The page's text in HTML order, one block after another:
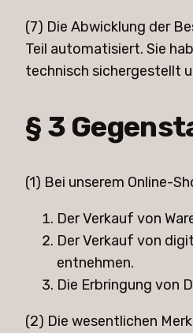
(7) Die Abwicklung der
Teil automatisiert. Sie
technisch sichergestellt
§ 3
(1) Bei unserem Online-
Der Verkauf von
Der Verkauf von
entnehmen.
Die Erbringung von
(2) Die wesentlichen